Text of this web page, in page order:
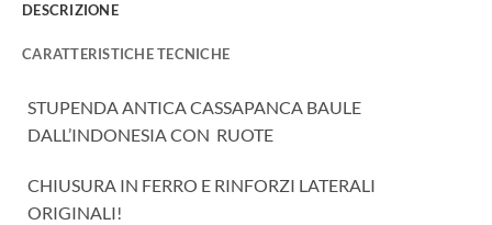
DESCRIZIONE
CARATTERISTICHE TECNICHE
STUPENDA ANTICA CASSAPANCA BAULE
DALL’INDONESIA CON RUOTE
CHIUSURA IN FERRO E RINFORZI LATERALI
ORIGINALI!